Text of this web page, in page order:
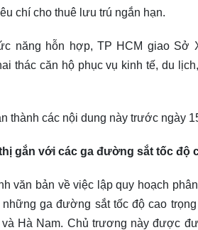
chí cho thuê lưu trú ngắn hạn.
năng hỗn hợp, TP HCM giao Sở
thác căn hộ phục vụ kinh tế, du
thành các nội dung này trước ngày
gắn với các ga đường sắt tốc độ
văn bản về việc lập quy hoạch
ga đường sắt tốc độ cao
Hà Nam. Chủ trương này được